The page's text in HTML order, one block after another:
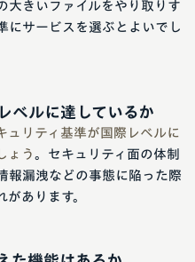
大きいファイルをやり取りす
にサービスを選ぶとよいでし
ベルに達しているか
ュリティ基準が国際レベルに
ょう 。セキュリティ面の体制
報漏洩などの事態に陥った際
あります。